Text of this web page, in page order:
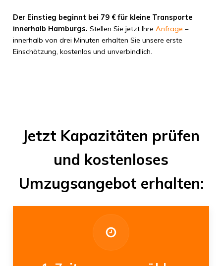
Der Einstieg beginnt bei 79 € für kleine Transporte
innerhalb Hamburgs. Stellen Sie jetzt Ihre Anfrage –
innerhalb von drei Minuten erhalten Sie unsere erste
Einschätzung, kostenlos und unverbindlich.
Jetzt Kapazitäten prüfen
und kostenloses
Umzugsangebot erhalten: